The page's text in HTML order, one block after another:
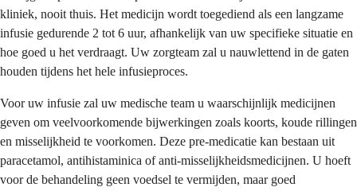
kliniek, nooit thuis. Het medicijn wordt toegediend als een langzame
infusie gedurende 2 tot 6 uur, afhankelijk van uw specifieke situatie en
hoe goed u het verdraagt. Uw zorgteam zal u nauwlettend in de gaten
houden tijdens het hele infusieproces.
Voor uw infusie zal uw medische team u waarschijnlijk medicijnen
geven om veelvoorkomende bijwerkingen zoals koorts, koude rillingen
en misselijkheid te voorkomen. Deze pre-medicatie kan bestaan uit
paracetamol, antihistaminica of anti-misselijkheidsmedicijnen. U hoeft
voor de behandeling geen voedsel te vermijden, maar goed